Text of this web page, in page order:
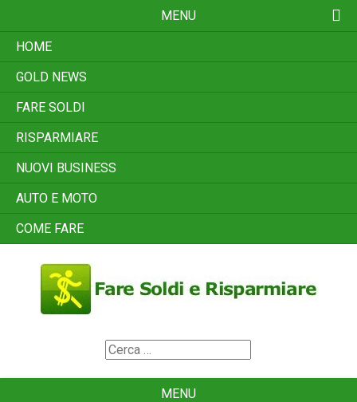
content
MENU
HOME
GOLD NEWS
FARE SOLDI
RISPARMIARE
NUOVI BUSINESS
AUTO E MOTO
COME FARE
Search
for
MENU